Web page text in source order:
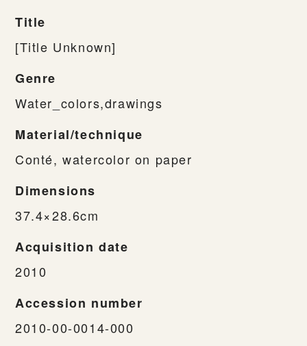
Title
[Title Unknown]
Genre
Water_colors,drawings
Material/technique
Conté, watercolor on paper
Dimensions
37.4×28.6cm
Acquisition date
2010
Accession number
2010-00-0014-000